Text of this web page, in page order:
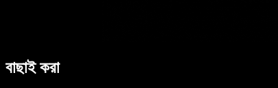
বাছাই করা